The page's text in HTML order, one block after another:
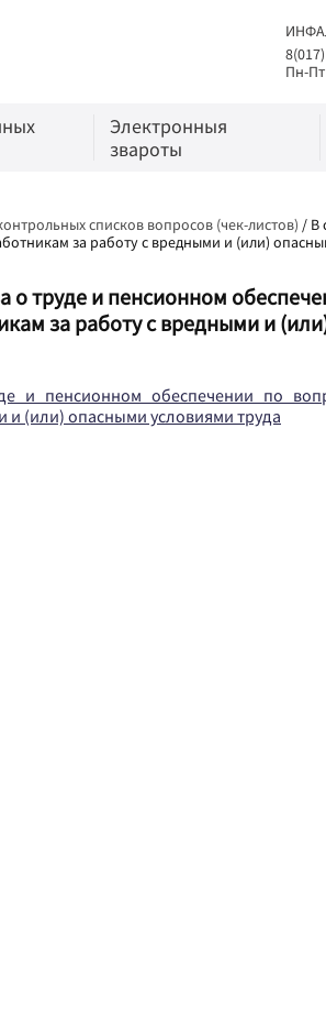
Пн-Пт
Электронныя
звароты
списков вопросов (чек-листов) / В
за работу с вредными и (или)
о труде и пенсионном
за работу с вредными и
и пенсионном обеспечении по
и (или) опасными условиями труда